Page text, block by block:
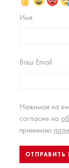
Имя
Ваш Email
Нажимая на
согласие на
принимаю